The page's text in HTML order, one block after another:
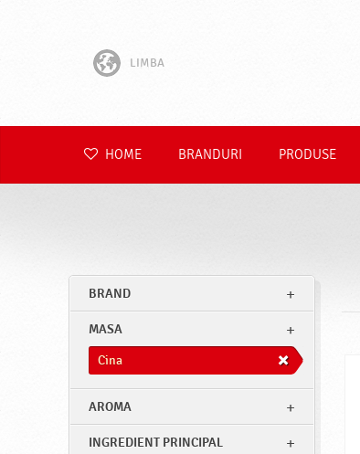
LIMBA
Hrvatski
Polski
Deutsch
HOME BRANDURI PRODUSE
BRAND
MASA
Cina
AROMA
INGREDIENT PRINCIPAL